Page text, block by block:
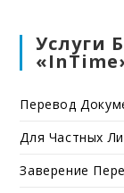
Услуги
Перевод
Для Частных
Заверение